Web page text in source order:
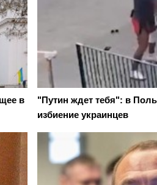
в
"Путин ждет тебя": в
избиение украинцев